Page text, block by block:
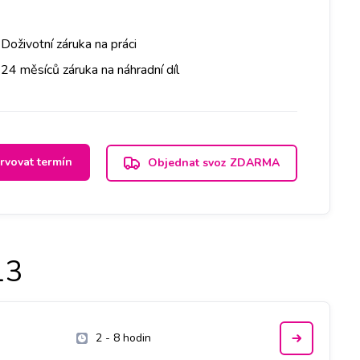
Doživotní záruka na práci
24 měsíců záruka na náhradní díl
termín Objednat svoz ZDARMA
2 - 8 hodin